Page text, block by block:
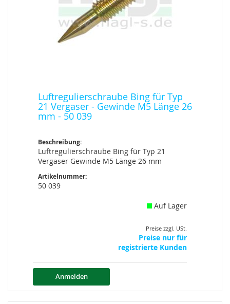
Luftregulierschraube Bing für Typ
21 Vergaser - Gewinde M5 Länge 26
mm - 50 039
Beschreibung:
Luftregulierschraube Bing für Typ 21
Vergaser Gewinde M5 Länge 26 mm
Artikelnummer:
50 039
Auf Lager
Preise zzgl. USt.
Preise nur für
registrierte Kunden
Anmelden